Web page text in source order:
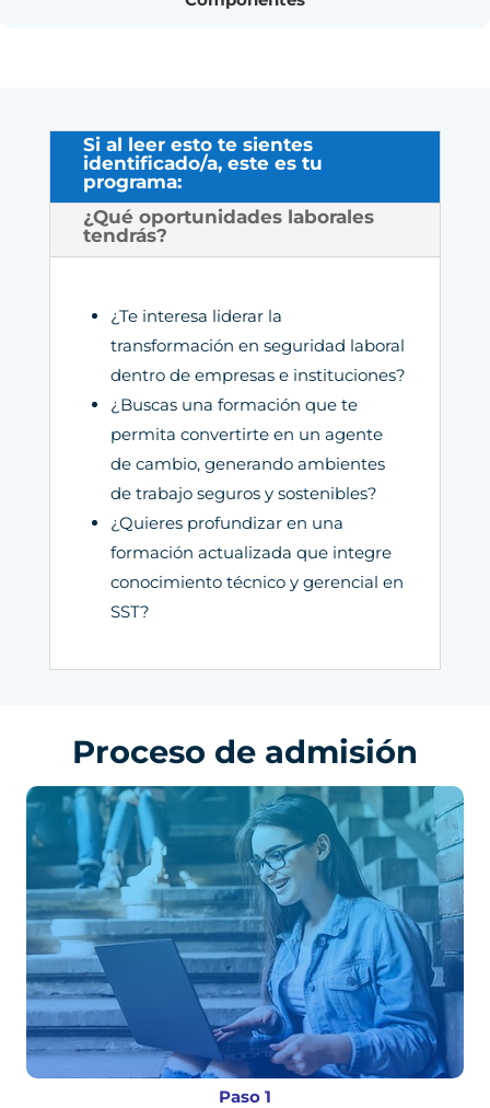
Si al leer esto te sientes
identificado/a, este es tu
programa:
¿Qué oportunidades laborales
tendrás?
¿Te interesa liderar la
transformación en seguridad laboral
dentro de empresas e instituciones?
¿Buscas una formación que te
permita convertirte en un agente
de cambio, generando ambientes
de trabajo seguros y sostenibles?
¿Quieres profundizar en una
formación actualizada que integre
conocimiento técnico y gerencial en
SST?
Proceso de admisión
Paso 1